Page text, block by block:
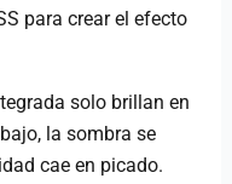
para crear el efecto
solo brillan en
la sombra se
cae en picado.